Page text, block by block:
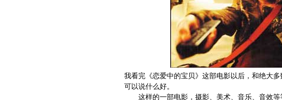
我看完《恋爱中的宝贝》这部电影以后，和绝大
可以说什么好。
这样的一部电影，摄影、美术、音乐、音效